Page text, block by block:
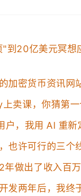
"到20亿美元冥
加密货币资讯网
卖课，你猜第
户，我用 AI 重新
也许可行的三个
年做出了收入百
发两年后，我终